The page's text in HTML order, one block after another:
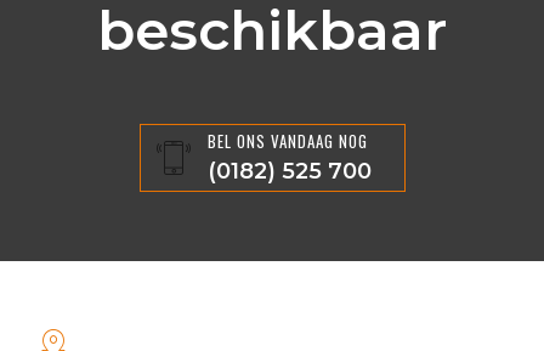
beschikbaar
BEL ONS VANDAAG NOG
(0182) 525 700